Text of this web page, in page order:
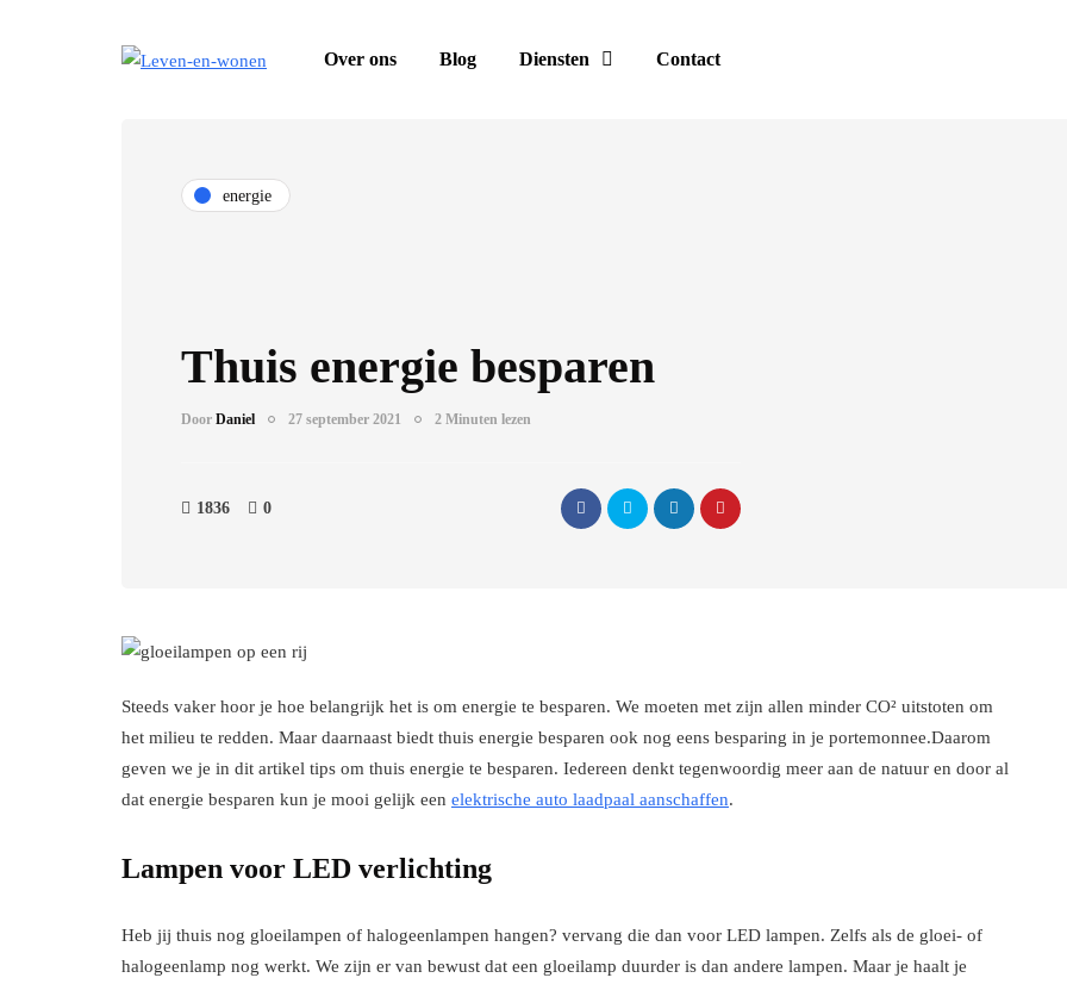
Over ons Blog Diensten Contact
energie
Thuis energie besparen
Door Daniel 27 september 2021 2 Minuten lezen
1836 0
Steeds vaker hoor je hoe belangrijk het is om energie te besparen. We moeten met zijn allen minder CO² uitstoten om
het milieu te redden. Maar daarnaast biedt thuis energie besparen ook nog eens besparing in je portemonnee.Daarom
geven we je in dit artikel tips om thuis energie te besparen. Iedereen denkt tegenwoordig meer aan de natuur en door al
dat energie besparen kun je mooi gelijk een elektrische auto laadpaal aanschaffen.
Lampen voor LED verlichting
Heb jij thuis nog gloeilampen of halogeenlampen hangen? vervang die dan voor LED lampen. Zelfs als de gloei- of
halogeenlamp nog werkt. We zijn er van bewust dat een gloeilamp duurder is dan andere lampen. Maar je haalt je